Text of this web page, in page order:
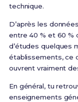
technique.
D’après les
entre 40 % et 60 %
d’études quelques
établissements, ce
ouvrent vraiment
En général, tu
enseignements